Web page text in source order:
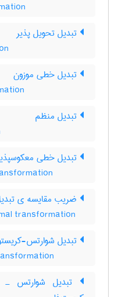
تبدیل تحویل پذیر
تبدیل خطی موزون
تبدیل منظم
تبدیل خطی
ضریب مقایسه ی
transformation
تبدیل شوارتس-
تبدیل شوارتس ـ